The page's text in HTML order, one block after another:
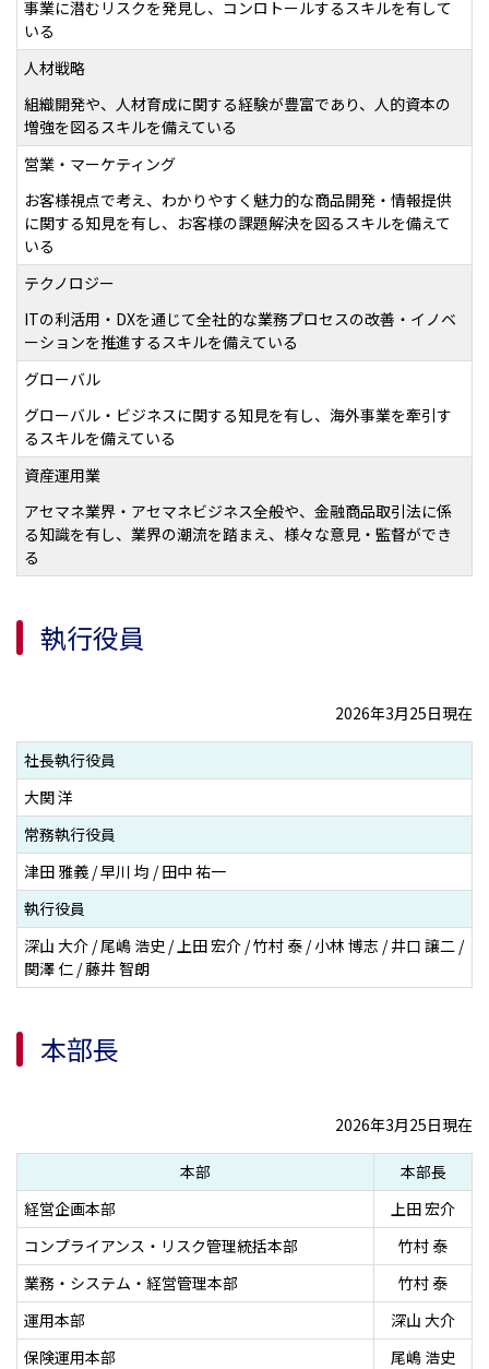
事業に潜むリスクを発見し、コンロトールするスキルを有して
いる
人材戦略
組織開発や、人材育成に関する経験が豊富であり、人的資本の
増強を図るスキルを備えている
営業・マーケティング
お客様視点で考え、わかりやすく魅力的な商品開発・情報提供
に関する知見を有し、お客様の課題解決を図るスキルを備えて
いる
テクノロジー
ITの利活用・DXを通じて全社的な業務プロセスの改善・イノベ
ーションを推進するスキルを備えている
グローバル
グローバル・ビジネスに関する知見を有し、海外事業を牽引す
るスキルを備えている
資産運用業
アセマネ業界・アセマネビジネス全般や、金融商品取引法に係
る知識を有し、業界の潮流を踏まえ、様々な意見・監督ができ
る
執行役員
2026年3月25日現在
社長執行役員
大関 洋
常務執行役員
津田 雅義 / 早川 均 / 田中 祐一
執行役員
深山 大介 / 尾嶋 浩史 / 上田 宏介 / 竹村 泰 / 小林 博志 / 井口 譲二 /
関澤 仁 / 藤井 智朗
本部長
2026年3月25日現在
本部
本部長
経営企画本部
上田 宏介
コンプライアンス・リスク管理統括本部
竹村 泰
業務・システム・経営管理本部
竹村 泰
運用本部
深山 大介
保険運用本部
尾嶋 浩史